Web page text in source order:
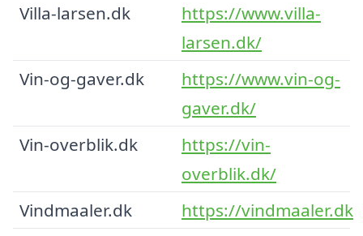
Villa-larsen.dk
https://www.villa-
larsen.dk/
Vin-og-gaver.dk
https://www.vin-og-
gaver.dk/
Vin-overblik.dk
https://vin-
overblik.dk/
Vindmaaler.dk
https://vindmaaler.dk